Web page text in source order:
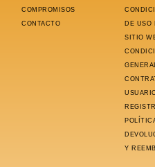
COMPROMISOS
CONTACTO
DE USO
SITIO
Y